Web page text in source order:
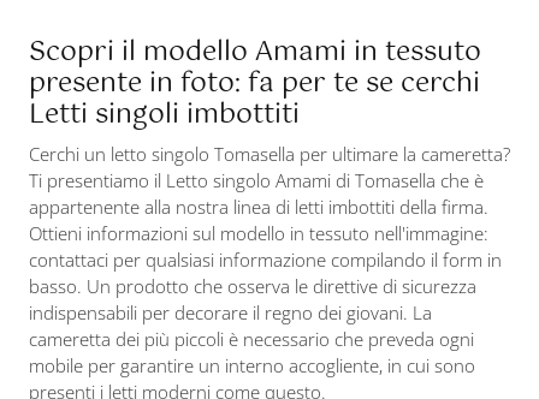
Scopri il modello Amami in tessuto
presente in foto: fa per te se cerchi
Letti singoli imbottiti
Cerchi un letto singolo Tomasella per ultimare la cameretta?
Ti presentiamo il Letto singolo Amami di Tomasella che è
appartenente alla nostra linea di letti imbottiti della firma.
Ottieni informazioni sul modello in tessuto nell'immagine:
contattaci per qualsiasi informazione compilando il form in
basso. Un prodotto che osserva le direttive di sicurezza
indispensabili per decorare il regno dei giovani. La
cameretta dei più piccoli è necessario che preveda ogni
mobile per garantire un interno accogliente, in cui sono
presenti i letti moderni come questo.